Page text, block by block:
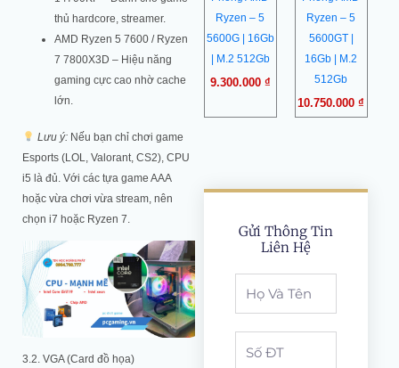
thủ hardcore, streamer.
AMD Ryzen 5 7600 / Ryzen
7 7800X3D – Hiệu năng
gaming cực cao nhờ cache
lớn.
Lưu ý:Nếu bạn chỉ chơi game
Esports (LOL, Valorant, CS2), CPU
i5 là đủ. Với các tựa game AAA
hoặc vừa chơi vừa stream, nên
chọn i7 hoặc Ryzen 7.
3.2. VGA (Card đồ họa)
Ryzen – 5
5600G | 16Gb
| M.2 512Gb
9.300.000 ₫
Ryzen – 5
5600GT |
16Gb | M.2
512Gb
10.750.000₫
Gửi Thông Tin
Liên Hệ
Name